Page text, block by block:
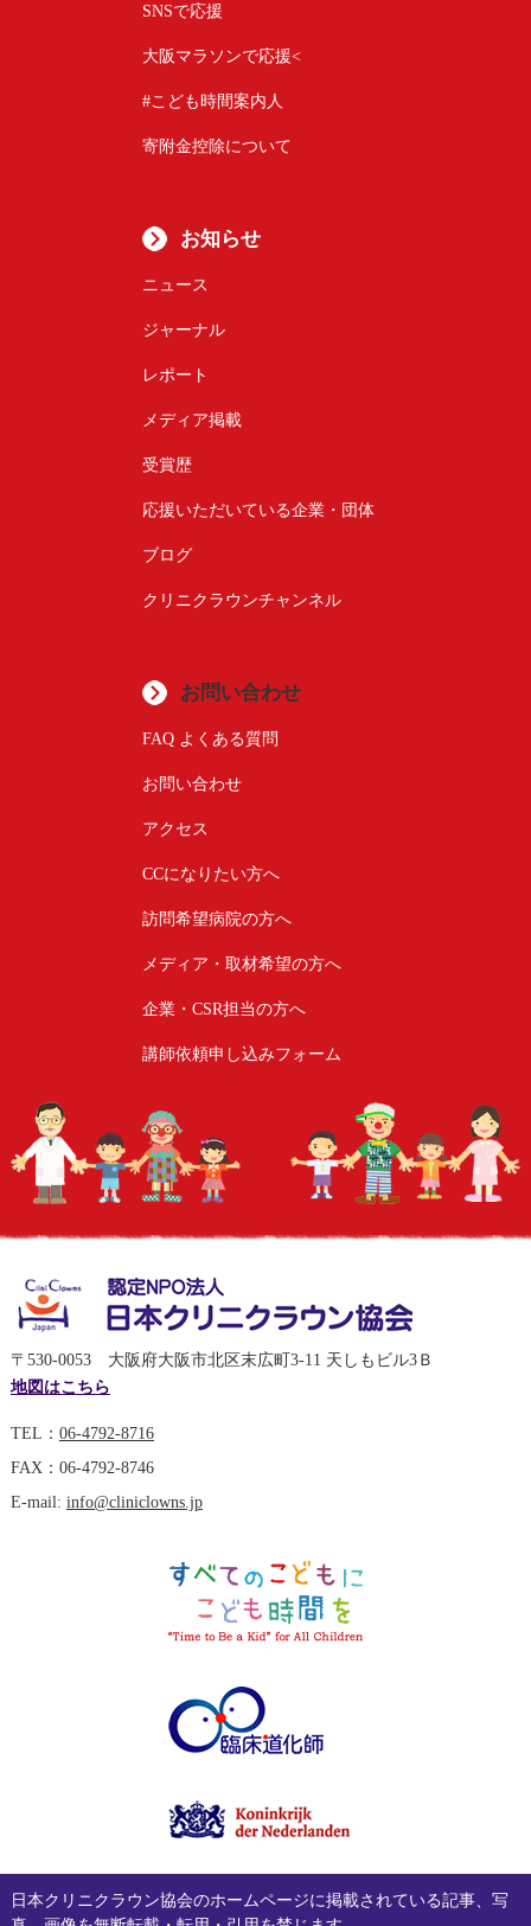
SNSで応援
大阪マラソンで応援<
#こども時間案内人
寄附金控除について
お知らせ
ニュース
ジャーナル
レポート
メディア掲載
受賞歴
応援いただいている企業・団体
ブログ
クリニクラウンチャンネル
お問い合わせ
FAQ よくある質問
お問い合わせ
アクセス
CCになりたい方へ
訪問希望病院の方へ
メディア・取材希望の方へ
企業・CSR担当の方へ
講師依頼申し込みフォーム
〒530-0053 大阪府大阪市北区末広町3-11 天しもビル3Ｂ
地図はこちら
TEL： 06-4792-8716
FAX：06-4792-8746
E-mail: info@cliniclowns.jp
日本クリニクラウン協会のホームページに掲載されている記事、写